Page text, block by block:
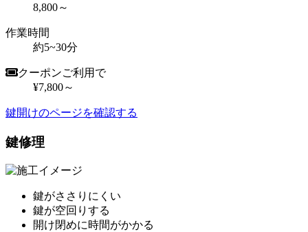
8,800～
作業時間
約5~30分
クーポンご利用で
¥7,800～
鍵開けのページを確認する
鍵修理
鍵がささりにくい
鍵が空回りする
開け閉めに時間がかかる